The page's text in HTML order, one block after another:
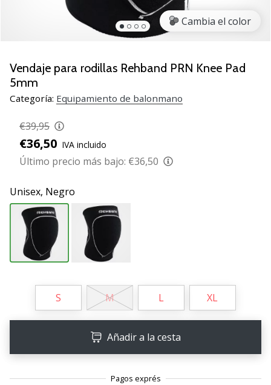
Accelerate
NITRO
SQD
5!
las
actualizaciones
técnicas
25. 11. 2024
2 min. de lectura
¡Conviértete
embajador
Weplayhandball!
¿Te
jugón?
Cambia el color
Vendaje para rodillas Rehband PRN Knee Pad
5mm
Categoría: Equipamiento de balonmano
€39,95
€36,50 IVA incluido
Último precio más bajo: €36,50
Unisex, Negro
S M L XL
Añadir a la cesta